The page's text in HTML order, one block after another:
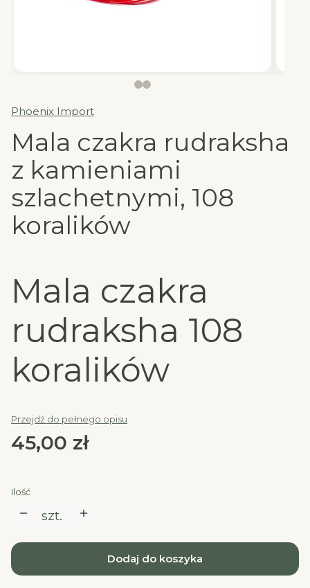
Phoenix Import
Mala czakra rudraksha
z kamieniami
szlachetnymi, 108
koralików
Mala czakra
rudraksha 108
koralików
Przejdź do pełnego opisu
Cena
45,00 zł
Ilość
szt.
Dodaj do koszyka